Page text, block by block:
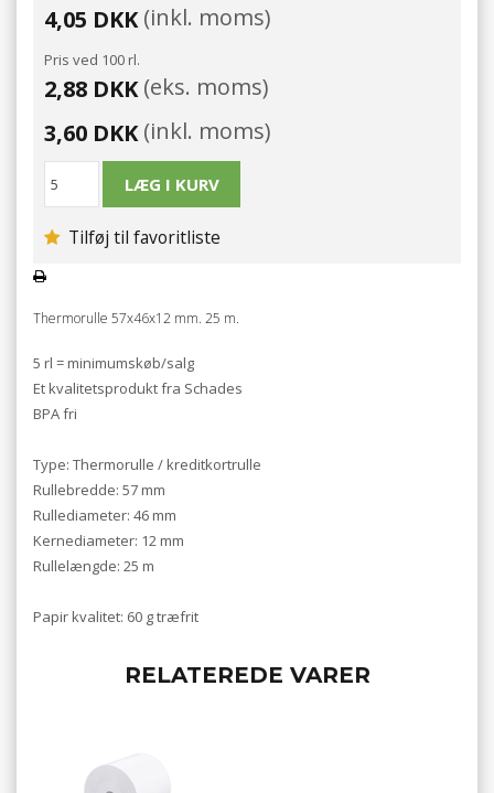
4,05 DKK(inkl. moms)
Pris ved 100 rl.
2,88 DKK(eks. moms)
3,60 DKK(inkl. moms)
Tilføj til favoritliste
Thermorulle 57x46x12 mm. 25 m.
5 rl = minimumskøb/salg
Et kvalitetsprodukt fra Schades
BPA fri
Type: Thermorulle / kreditkortrulle
Rullebredde: 57 mm
Rullediameter: 46 mm
Kernediameter: 12 mm
Rullelængde: 25 m
Papir kvalitet: 60 g træfrit
RELATEREDE VARER